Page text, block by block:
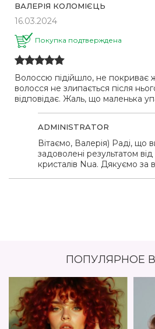
ВАЛЕРІЯ КОЛОМІЄЦЬ
16.03.2024
Покупка подтверждена
Волоссю підійшло, не покриває
волосся не злипається після
відповідає. Жаль, що маленька
ADMINISTRATOR
Вітаємо, Валерія) Раді, що
задоволені результатом
кристалів Nua. Дякуємо за
ПОПУЛЯРНОЕ